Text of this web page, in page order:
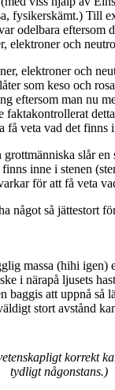
fysikerskämt.) Till
odelbara eftersom
elektroner och
elektroner och
som keso och
eftersom man nu
faktakontrollerat
få veta vad det finns
slår en
inne i stenen
för att få veta
något så jättestort
massa (hihi igen)
i närapå ljusets
baggis att uppnå så
stort avstånd
korrekt
tydligt någonstans.)